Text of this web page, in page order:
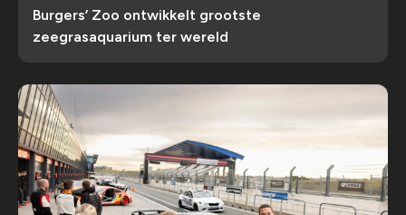
Burgers’ Zoo ontwikkelt grootste
zeegrasaquarium ter wereld